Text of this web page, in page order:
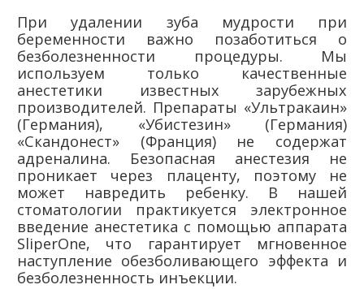
При удалении зуба мудрости при
беременности важно позаботиться о
безболезненности процедуры. Мы
используем только качественные
анестетики известных зарубежных
производителей. Препараты «Ультракаин»
(Германия), «Убистезин» (Германия)
«Скандонест» (Франция) не содержат
адреналина. Безопасная анестезия не
проникает через плаценту, поэтому не
может навредить ребенку. В нашей
стоматологии практикуется электронное
введение анестетика с помощью аппарата
SliperOne, что гарантирует мгновенное
наступление обезболивающего эффекта и
безболезненность инъекции.